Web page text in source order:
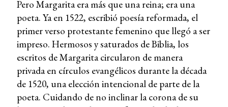
Pero Margarita era más que una reina; era una
poeta. Ya en 1522, escribió poesía reformada, el
primer verso protestante femenino que llegó a ser
impreso. Hermosos y saturados de Biblia, los
escritos de Margarita circularon de manera
privada en círculos evangélicos durante la década
de 1520, una elección intencional de parte de la
poeta. Cuidando de no inclinar la corona de su